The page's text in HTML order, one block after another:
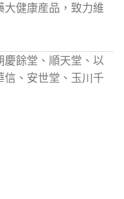
大健康産品，致力維
慶餘堂、順天堂、以
信、安世堂、玉川千